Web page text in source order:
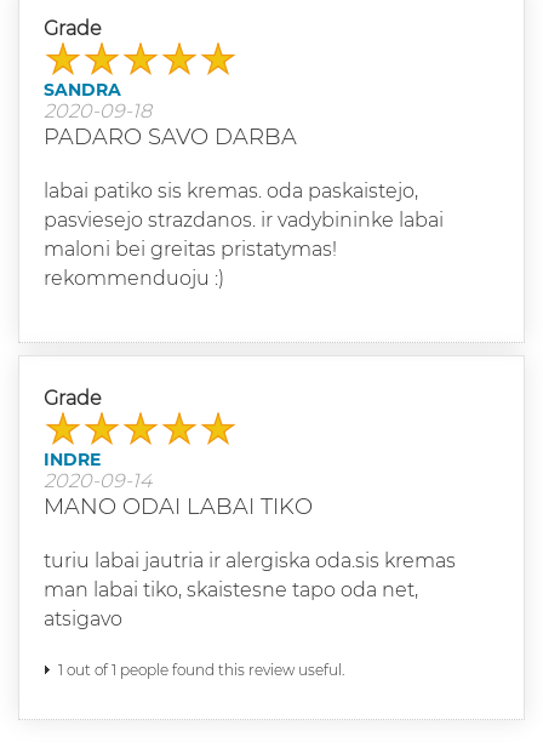
Grade
SANDRA
2020-09-18
PADARO SAVO DARBA
labai patiko sis kremas. oda paskaistejo,
pasviesejo strazdanos. ir vadybininke labai
maloni bei greitas pristatymas!
rekommenduoju :)
Grade
INDRE
2020-09-14
MANO ODAI LABAI TIKO
turiu labai jautria ir alergiska oda.sis kremas
man labai tiko, skaistesne tapo oda net,
atsigavo
1 out of 1 people found this review useful.